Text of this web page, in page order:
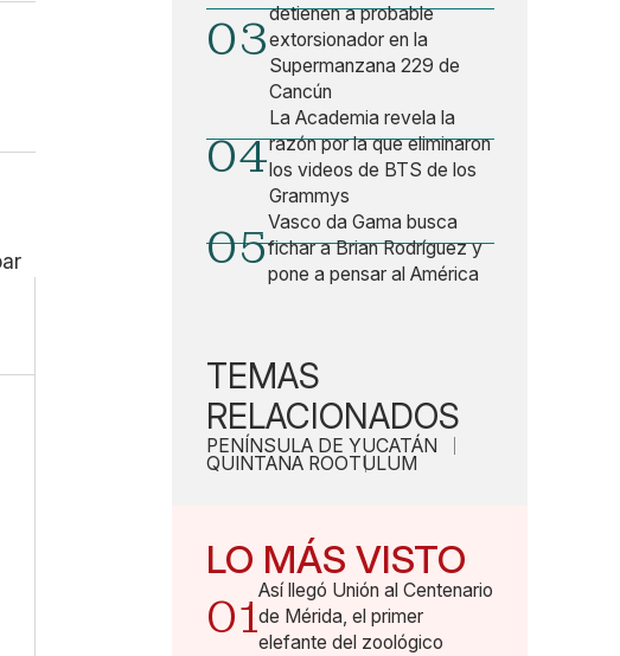
03detienen a probable
extorsionador en la
Supermanzana 229 de
Cancún
04
La Academia revela la
razón por la que eliminaron
los videos de BTS de los
Grammys
05Vasco da Gama busca
fichar a Brian Rodríguez y
pone a pensar al América
TEMAS
RELACIONADOS
PENÍNSULA DE YUCATÁN
QUINTANA ROOTULUM
LO MÁS VISTO
01Así llegó Unión al Centenario
de Mérida, el primer
elefante del zoológico